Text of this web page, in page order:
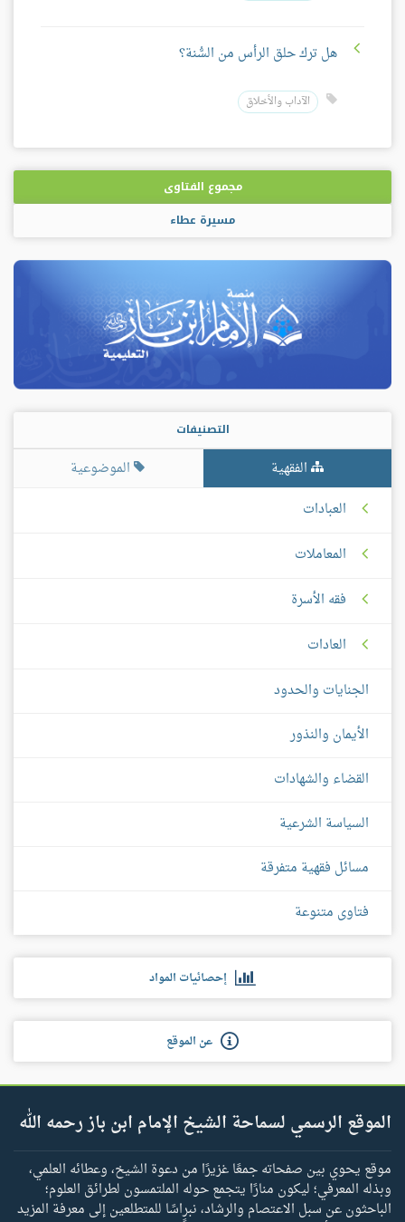
هل ترك حلق الرأس من السُّنة؟
الآداب والأخلاق
مجموع الفتاوى
مسيرة عطاء
التصنيفات
الفقهية
الموضوعية
العبادات
المعاملات
فقه الأسرة
العادات
الجنايات والحدود
الأيمان والنذور
القضاء والشهادات
السياسة الشرعية
مسائل فقهية متفرقة
فتاوى متنوعة
إحصائيات المواد
عن الموقع
الموقع الرسمي لسماحة الشيخ الإمام ابن باز رحمه الله
موقع يحوي بين صفحاته جمعًا غزيرًا من دعوة الشيخ، وعطائه العلمي،
وبذله المعرفي؛ ليكون منارًا يتجمع حوله الملتمسون لطرائق العلوم؛
الباحثون عن سبل الاعتصام والرشاد، نبراسًا للمتطلعين إلى معرفة المزيد